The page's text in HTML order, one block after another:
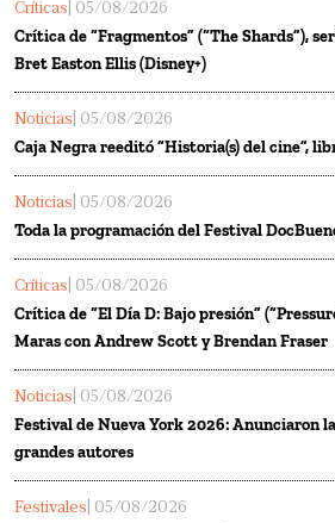
Críticas | 05/08/2026
Crítica de “Fragmentos” (“The Shards”),
Bret Easton Ellis (Disney+)
Noticias | 05/08/2026
Caja Negra reeditó “Historia(s) del cine”,
Noticias | 05/08/2026
Toda la programación del Festival
Críticas | 05/08/2026
Crítica de “El Día D: Bajo presión”
Maras con Andrew Scott y Brendan Fraser
Noticias | 05/08/2026
Festival de Nueva York 2026: Anunciaron
grandes autores
Festivales | 05/08/2026